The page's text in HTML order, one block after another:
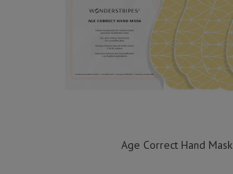
Age Correct Hand Mask